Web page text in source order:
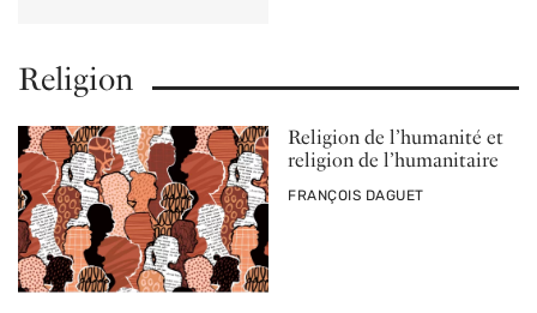
Religion
Religion de l’humanité et
religion de l’humanitaire
PAR
FRANÇOIS DAGUET